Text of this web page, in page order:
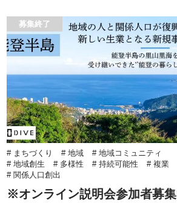
募集終了
# まちづくり # 地域
# 地域コミュニティ
# 地域創生
# 多様性 # 持続可能性
# 複業
# 関係人口創出
※オンライン説明会参加者募